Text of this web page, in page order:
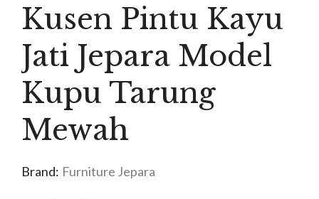
Kusen Pintu Kayu
Jati Jepara Model
Kupu Tarung
Mewah
Brand: Furniture Jepara